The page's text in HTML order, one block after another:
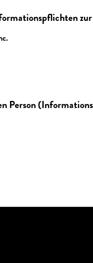
Person